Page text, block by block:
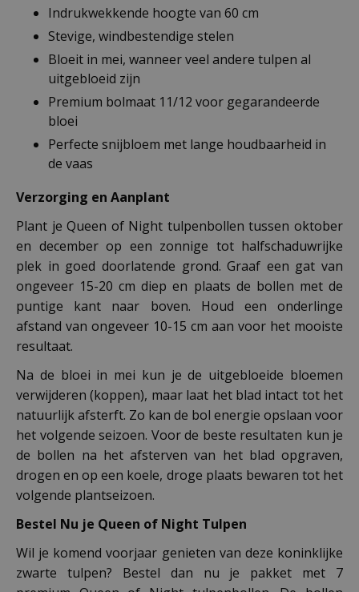
Indrukwekkende hoogte van 60 cm
Stevige, windbestendige stelen
Bloeit in mei, wanneer veel andere tulpen al
uitgebloeid zijn
Premium bolmaat 11/12 voor gegarandeerde
bloei
Perfecte snijbloem met lange houdbaarheid in
de vaas
Verzorging en Aanplant
Plant je Queen of Night tulpenbollen tussen oktober
en december op een zonnige tot halfschaduwrijke
plek in goed doorlatende grond. Graaf een gat van
ongeveer 15-20 cm diep en plaats de bollen met de
puntige kant naar boven. Houd een onderlinge
afstand van ongeveer 10-15 cm aan voor het mooiste
resultaat.
Na de bloei in mei kun je de uitgebloeide bloemen
verwijderen (koppen), maar laat het blad intact tot het
natuurlijk afsterft. Zo kan de bol energie opslaan voor
het volgende seizoen. Voor de beste resultaten kun je
de bollen na het afsterven van het blad opgraven,
drogen en op een koele, droge plaats bewaren tot het
volgende plantseizoen.
Bestel Nu je Queen of Night Tulpen
Wil je komend voorjaar genieten van deze koninklijke
zwarte tulpen? Bestel dan nu je pakket met 7